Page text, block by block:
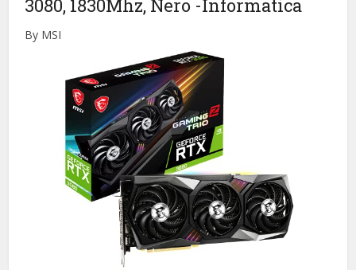
3080, 1830Mhz, ‎‎Nero -Informatica
By MSI